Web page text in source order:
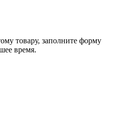
товару, заполните форму
время.